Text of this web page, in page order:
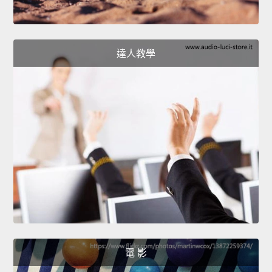
達人教學
電 影